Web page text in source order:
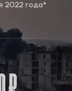
2022 года*